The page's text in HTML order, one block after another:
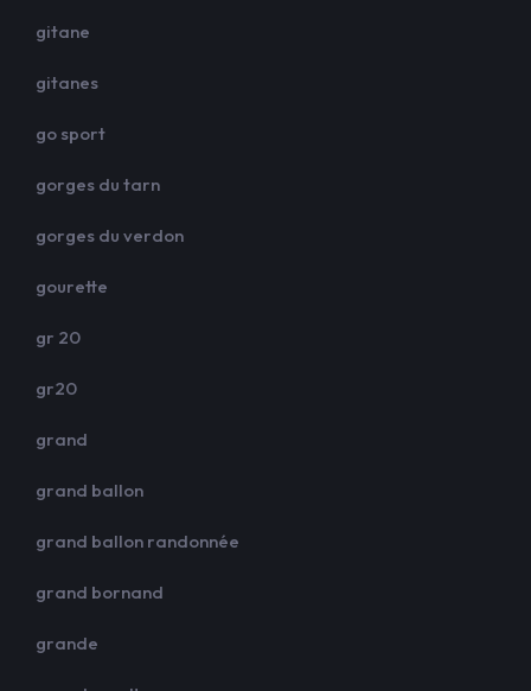
gitane
gitanes
go sport
gorges du tarn
gorges du verdon
gourette
gr 20
gr20
grand
grand ballon
grand ballon randonnée
grand bornand
grande